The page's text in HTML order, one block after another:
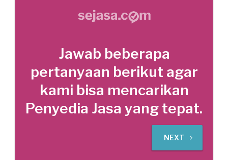
Jawab beberapa
pertanyaan berikut agar
kami bisa mencarikan
Penyedia Jasa yang tepat.
NEXT